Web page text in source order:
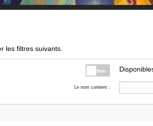
les filtres suivants.
Non
Le nom contient :